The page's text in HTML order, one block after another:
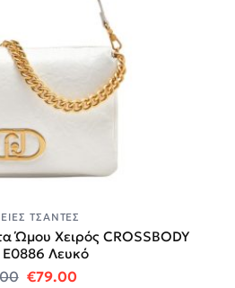
ΤΣΆΝΤΕΣ
Ώμου Χειρός CROSSBODY
E0886 Λευκό
Original price was: €169.00.
€79.00Η τρέχουσα τιμή